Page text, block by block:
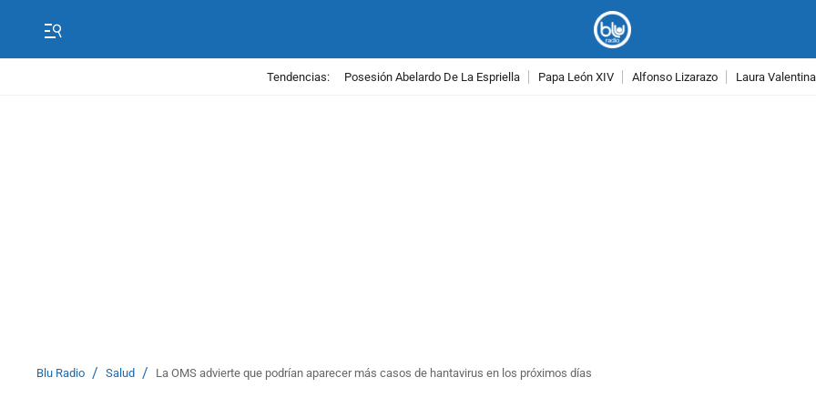
Tendencias: Posesión Abelardo De La Espriella Papa León XIV Alfonso Lizarazo Laura
Blu Radio / Salud / La OMS advierte que podrían aparecer más casos de hantavirus en los próximos días